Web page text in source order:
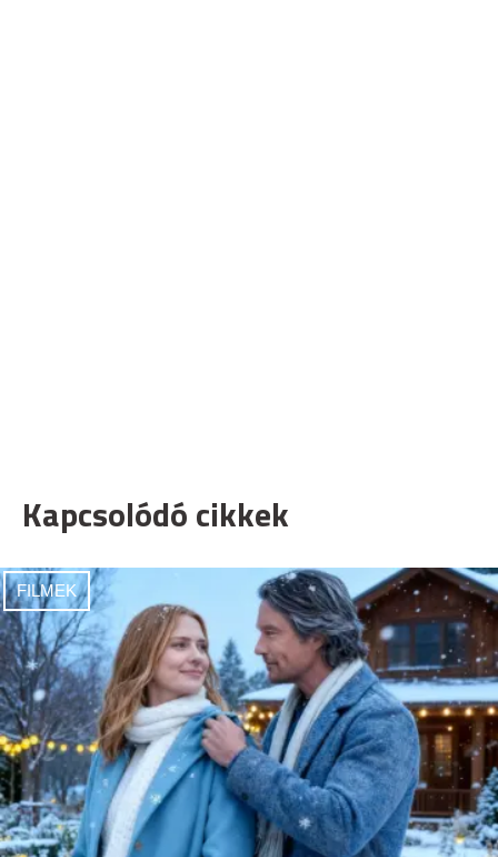
Kapcsolódó cikkek
FILMEK